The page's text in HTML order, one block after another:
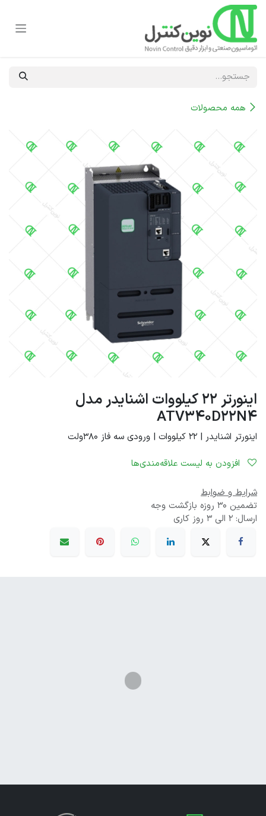
صرف نظر و مشاهده محتوا
همه محصولات
اینورتر 22 کیلووات اشنایدر مدل
ATV340D22N4
اینورتر اشنایدر | 22 کیلووات | ورودی سه فاز 380ولت
شرایط و ضوابط
تضمین 30 روزه بازگشت وجه
ارسال: 2 الی 3 روز کاری